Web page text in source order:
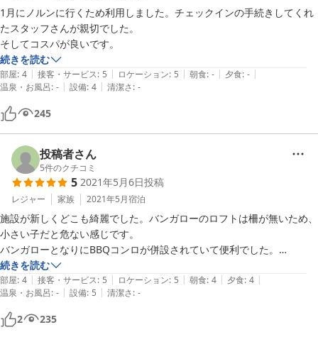
1月にノルンに行くため利用しました。チェックインの手続きしてくれ
たスタッフさんが親切でした。
そしてコスパが良いです。
続きを読む
部屋: 4 | 接客・サービス: 5 | ロケーション: 5 | 朝食: - | 夕食: - |
温泉・お風呂: - | 設備: 4 | 清潔さ: -
245
投稿者さん
5件のクチコミ
5 2021年5月6日投稿
レジャー 家族 2021年5月宿泊
施設が新しくどこも綺麗でした。バンガローのロフトは柵が無いため、
小さい子だと危ない感じです。
バンガローとなりにBBQコンロが併設されていて便利でした。
全部で10棟しかない為、他の家族とすれちがう事もなく快適な空間で
した。
パウダールームでは、お湯やコーヒー紅茶のセットが無料で使用できる
他、
歯ブラシやタオルのセットも完備されています。
続きを読む
部屋: 4 | 接客・サービス: 5 | ロケーション: 5 | 朝食: 4 | 夕食: 4 |
温泉・お風呂: - | 設備: 5 | 清潔さ: -
2 235